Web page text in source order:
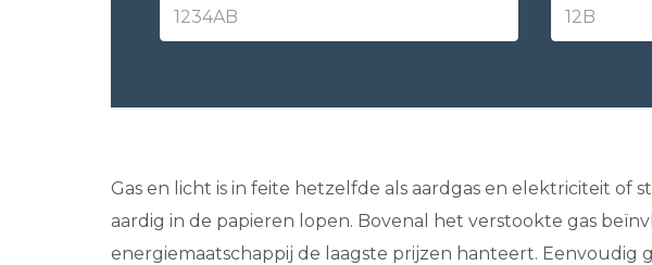
Gas en licht is in feite hetzelfde als aardgas en elektriciteit
aardig in de papieren lopen. Bovenal het verstookte gas
energiemaatschappij de laagste prijzen hanteert. Eenvoudig